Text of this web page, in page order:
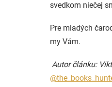
svedkom niečej
Pre mladých
my Vám.
Autor článku: